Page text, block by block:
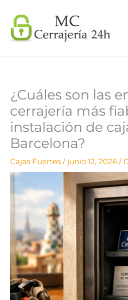
contenido
¿Cuáles son las
cerrajería más
instalación de
Barcelona?
Cajas Fuertes / junio 12, 2026 /